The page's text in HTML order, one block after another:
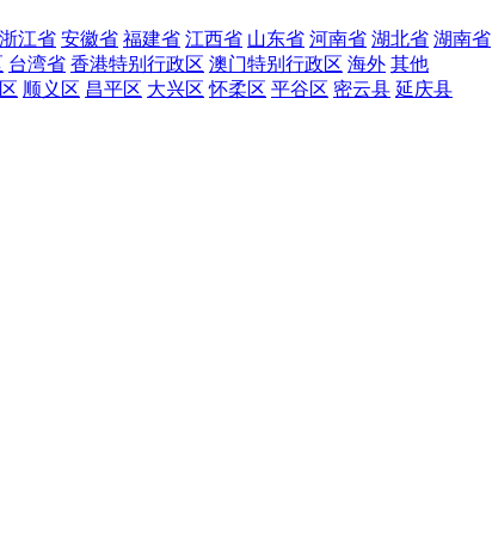
浙江省 安徽省 福建省 江西省 山东省 河南省 湖北省 湖南省
台湾省 香港特别行政区 澳门特别行政区 海外 其他
顺义区 昌平区 大兴区 怀柔区 平谷区 密云县 延庆县